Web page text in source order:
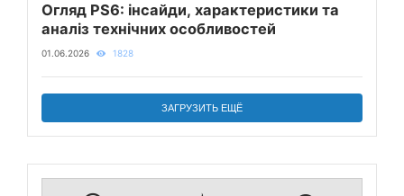
Огляд PS6: інсайди, характеристики та
аналіз технічних особливостей
01.06.2026 1828
ЗАГРУЗИТЬ ЕЩЁ